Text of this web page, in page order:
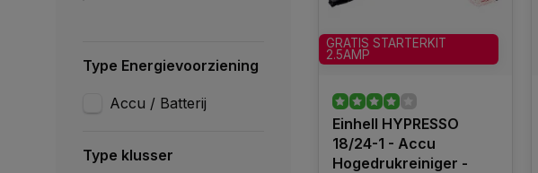
Type Energievoorziening
Accu / Batterij
Type klusser
GRATIS STARTERKIT
2.5AMP
Einhell HYPRESSO
18/24-1 - Accu
Hogedrukreiniger -